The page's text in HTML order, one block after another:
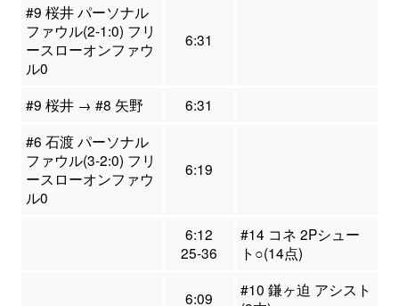
#9 桜井 パーソナル
ファウル(2-1:0) フリ
ースローオンファウ
ル0
6:31
#9 桜井 → #8 矢野
6:31
#6 石渡 パーソナル
ファウル(3-2:0) フリ
ースローオンファウ
ル0
6:19
6:12
25-36
#14 コネ 2Pシュー
ト○(14点)
6:09
#10 鎌ヶ迫 アシスト